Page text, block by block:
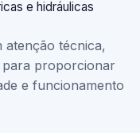
e hidráulicas
atenção técnica,
para proporcionar
e funcionamento